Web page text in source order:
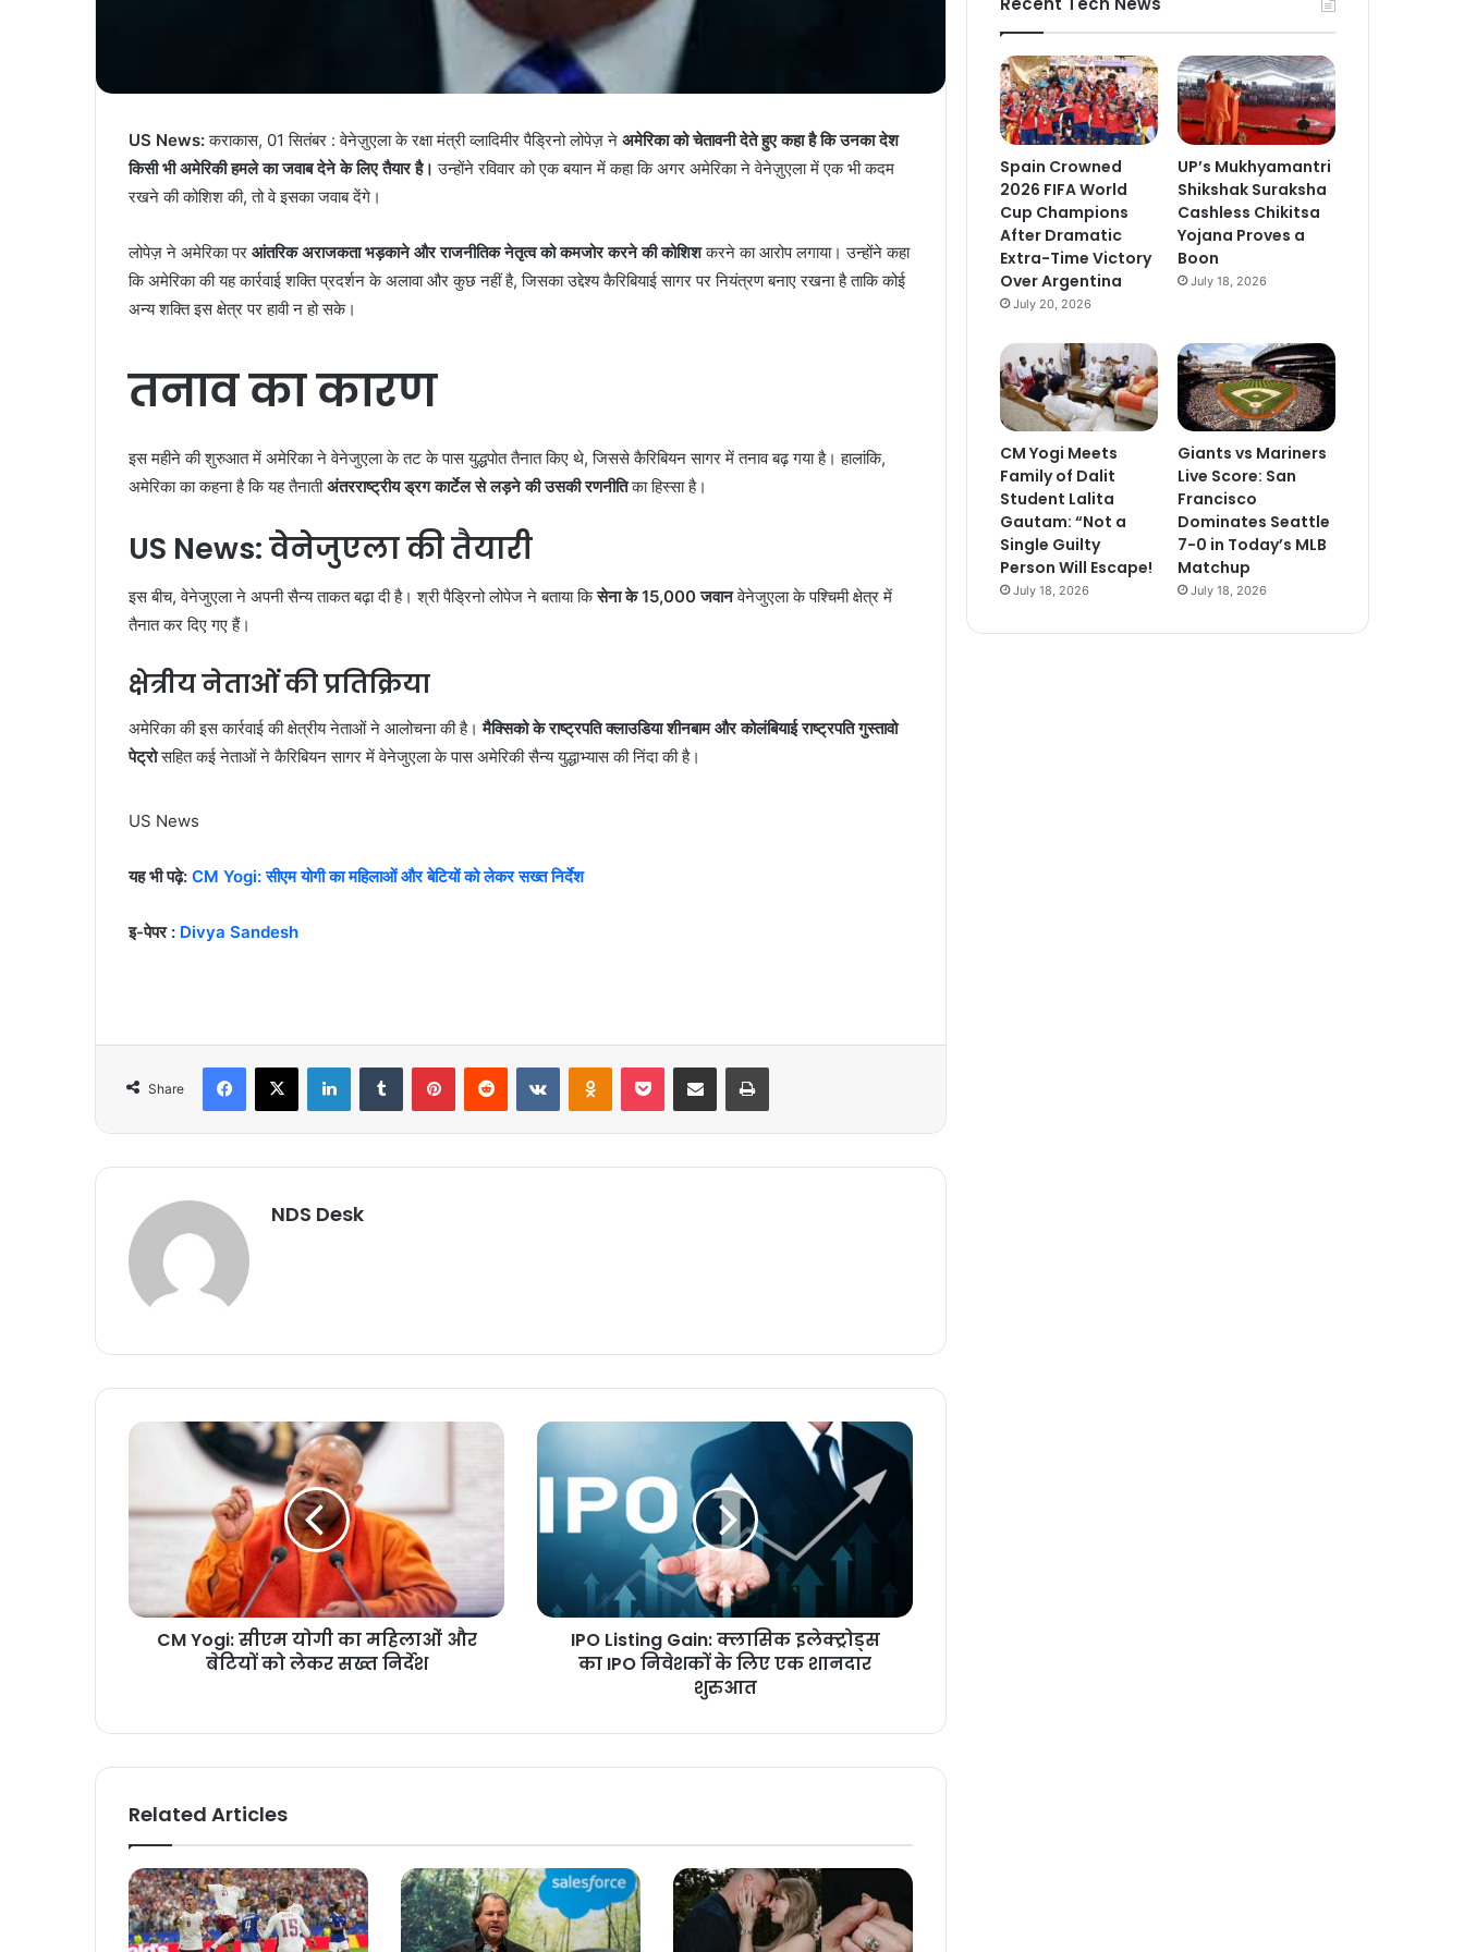
US News:कराकास, 01 सितंबर : वेनेज़ुएला के रक्षा मंत्री व्लादिमीर पैड्रिनो लोपेज़ ने अमेरिका को चेतावनी देते हुए कहा है कि उनका देश
किसी भी अमेरिकी हमले का जवाब देने के लिए तैयार है। उन्होंने रविवार को एक बयान में कहा कि अगर अमेरिका ने वेनेज़ुएला में एक भी कदम
रखने की कोशिश की, तो वे इसका जवाब देंगे।
लोपेज़ ने अमेरिका पर आंतरिक अराजकता भड़काने और राजनीतिक नेतृत्व को कमजोर करने की कोशिशकरने का आरोप लगाया। उन्होंने कहा
कि अमेरिका की यह कार्रवाई शक्ति प्रदर्शन के अलावा और कुछ नहीं है, जिसका उद्देश्य कैरिबियाई सागर पर नियंत्रण बनाए रखना है ताकि कोई
अन्य शक्ति इस क्षेत्र पर हावी न हो सके।
तनाव का कारण
इस महीने की शुरुआत में अमेरिका ने वेनेजुएला के तट के पास युद्धपोत तैनात किए थे, जिससे कैरिबियन सागर में तनाव बढ़ गया है। हालांकि,
अमेरिका का कहना है कि यह तैनातीअंतरराष्ट्रीय ड्रग कार्टेल से लड़ने की उसकी रणनीतिका हिस्सा है।
US News: वेनेजुएला की तैयारी
इस बीच, वेनेजुएला ने अपनी सैन्य ताकत बढ़ा दी है। श्री पैड्रिनो लोपेज ने बताया किसेना के 15,000 जवानवेनेजुएला के पश्चिमी क्षेत्र में
तैनात कर दिए गए हैं।
क्षेत्रीय नेताओं की प्रतिक्रिया
अमेरिका की इस कार्रवाई की क्षेत्रीय नेताओं ने आलोचना की है।मैक्सिको के राष्ट्रपति क्लाउडिया शीनबाम और कोलंबियाई राष्ट्रपति गुस्तावो
पेट्रोसहित कई नेताओं ने कैरिबियन सागर में वेनेजुएला के पास अमेरिकी सैन्य युद्धाभ्यास की निंदा की है।
US News
यह भी पढ़े: CM Yogi: सीएम योगी का महिलाओं और बेटियों को लेकर सख्त निर्देश
इ-पेपर : Divya Sandesh
Share
NDS Desk
CM Yogi: सीएम योगी का महिलाओं और
बेटियों को लेकर सख्त निर्देश
IPO Listing Gain: क्लासिक इलेक्ट्रोड्स
का IPO निवेशकों के लिए एक शानदार
शुरुआत
Related Articles
Spain Crowned
2026 FIFA World
Cup Champions
After Dramatic
Extra-Time Victory
Over Argentina
July 20, 2026
UP’s Mukhyamantri
Shikshak Suraksha
Cashless Chikitsa
Yojana Proves a
Boon
July 18, 2026
CM Yogi Meets
Family of Dalit
Student Lalita
Gautam: “Not a
Single Guilty
Person Will Escape!
July 18, 2026
Giants vs Mariners
Live Score: San
Francisco
Dominates Seattle
7-0 in Today’s MLB
Matchup
July 18, 2026